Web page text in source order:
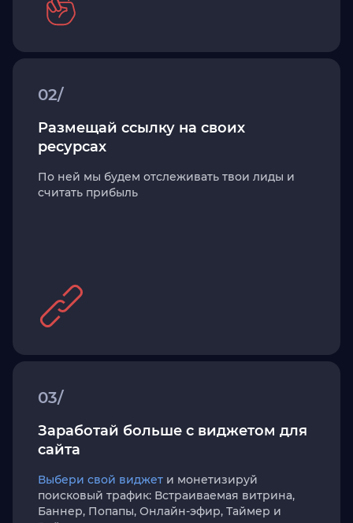
02/
Размещай ссылку на своих
ресурсах
По ней мы будем отслеживать твои лиды и
считать прибыль
03/
Заработай больше с виджетом для
сайта
Выбери свой виджет и монетизируй
поисковый трафик: Встраиваемая витрина,
Баннер, Попапы, Онлайн-эфир, Таймер и